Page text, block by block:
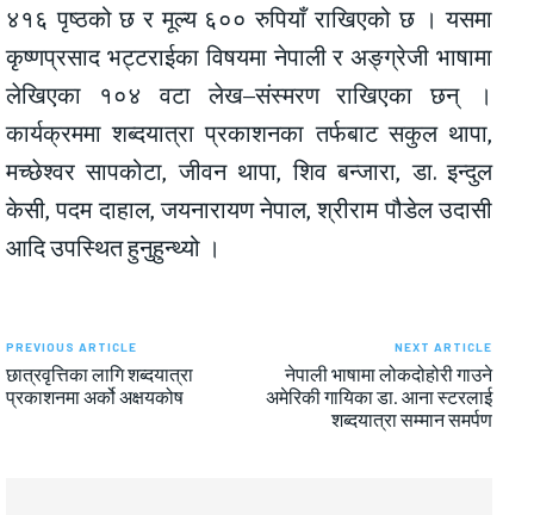
४१६ पृष्ठको छ र मूल्य ६०० रुपियाँ राखिएको छ । यसमा
कृष्णप्रसाद भट्टराईका विषयमा नेपाली र अङ्ग्रेजी भाषामा
लेखिएका १०४ वटा लेख–संस्मरण राखिएका छन् ।
कार्यक्रममा शब्दयात्रा प्रकाशनका तर्फबाट सकुल थापा,
मच्छेश्वर सापकोटा, जीवन थापा, शिव बन्जारा, डा. इन्दुल
केसी, पदम दाहाल, जयनारायण नेपाल, श्रीराम पौडेल उदासी
आदि उपस्थित हुनुहुन्थ्यो ।
PREVIOUS ARTICLE
छात्रवृत्तिका लागि शब्दयात्रा
प्रकाशनमा अर्को अक्षयकोष
NEXT ARTICLE
नेपाली भाषामा लोकदोहोरी गाउने
अमेरिकी गायिका डा. आना स्टरलाई
शब्दयात्रा सम्मान समर्पण